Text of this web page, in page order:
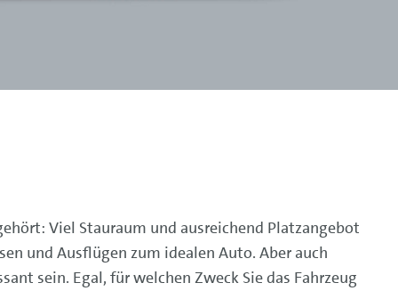
Viel Stauraum und ausreichend Platzangebot
und Ausflügen zum idealen Auto. Aber auch
sein. Egal, für welchen Zweck Sie das Fahrzeug